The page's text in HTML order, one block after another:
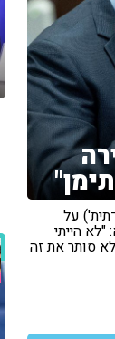
על
הייתי
סותר את זה